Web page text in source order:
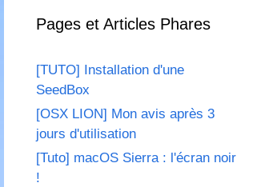
Pages et Articles Phares
[TUTO] Installation d'une
SeedBox
[OSX LION] Mon avis après 3
jours d'utilisation
[Tuto] macOS Sierra : l'écran noir
!